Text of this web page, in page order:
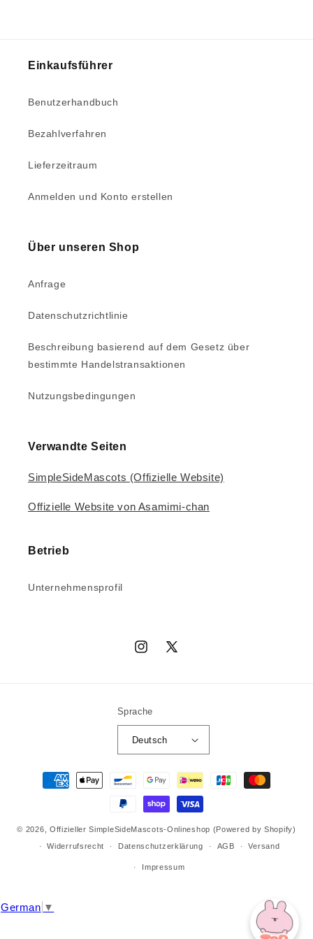
Einkaufsführer
Benutzerhandbuch
Bezahlverfahren
Lieferzeitraum
Anmelden und Konto erstellen
Über unseren Shop
Anfrage
Datenschutzrichtlinie
Beschreibung basierend auf dem Gesetz über
bestimmte Handelstransaktionen
Nutzungsbedingungen
Verwandte Seiten
SimpleSideMascots (Offizielle Website)
Offizielle Website von Asamimi-chan
Betrieb
Unternehmensprofil
Instagram
X
Sprache
Deutsch
Zahlungsmethoden
© 2026, Offizieller SimpleSideMascots-Onlineshop (Powered by Shopify)
Widerrufsrecht
Datenschutzerklärung AGB Versand
Impressum
German ▼